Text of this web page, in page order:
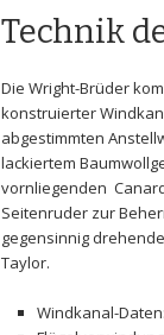
Technik
Die Wright-Brüder
konstruierter
abgestimmten
lackiertem
vornliegenden ​
Seitenruder zur
gegensinnig drehende
Taylor.
Windkanal-Daten